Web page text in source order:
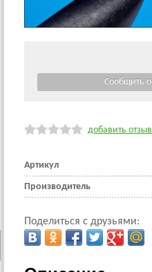
добавить отзыв
Артикул
Производитель
Поделиться с друзьями: